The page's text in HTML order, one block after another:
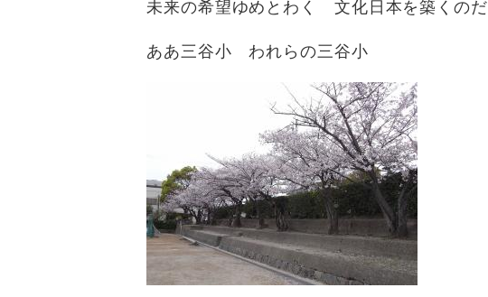
未来の希望ゆめとわく 文化日本を築くのだ
ああ三谷小 われらの三谷小